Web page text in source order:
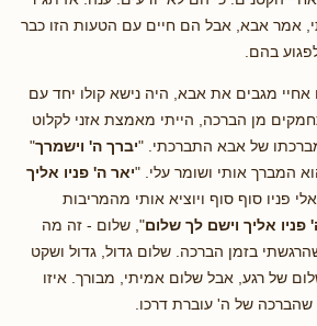
אמר אבא, אבל הם חיים עם הטעות הזו כבר
בהם.
אחיי מגבים את אבא, היה נישא קולו יחד עם
מן הברכה, הייתי מאמצת אזני לקלוט
של אבא התברכתי. "יברך ה' וישמרך"
המברך אותי ושומר עלי. "יאר ה' פניו אליך
פניו סוף סוף ויוציא אותי מהמריבות
פניו אליך וישם לך שלום", שלום - זה מה
בזמן הברכה. שלום גדול, גדול ושקט
של רגע, אבל שלום אמיתי, מבורך. איזו
של ה' עוברת דרכו.